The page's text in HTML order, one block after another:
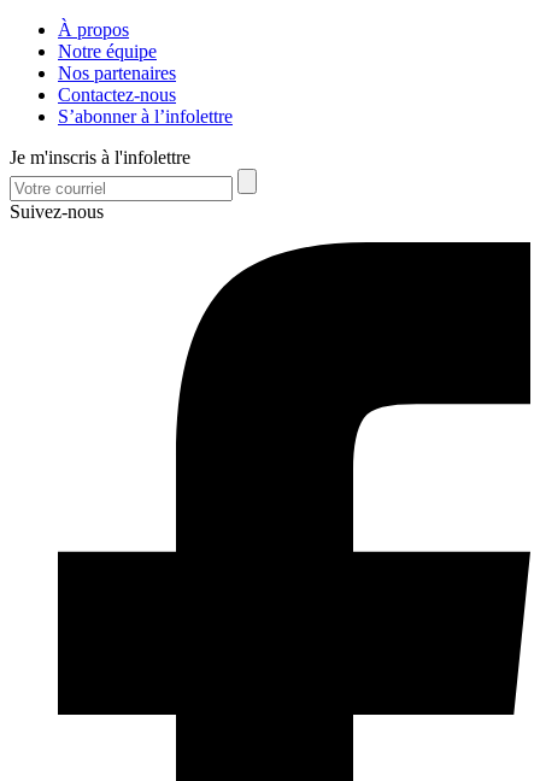
À propos
Notre équipe
Nos partenaires
Contactez-nous
S’abonner à l’infolettre
Je m'inscris à l'infolettre
Suivez-nous